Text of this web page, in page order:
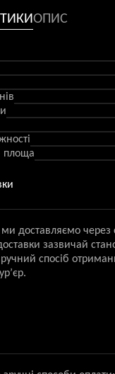
ОПИС
площа
доставляємо через
зазвичай
спосіб